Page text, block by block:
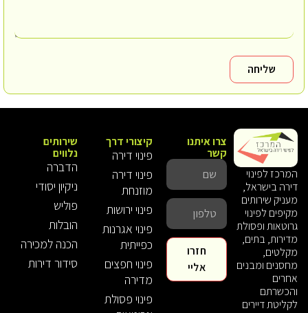
שליחה
המרכז לפינוי
דירה בישראל,
מעניק שירותים
מקיפים לפינוי
גרוטאות ופסולת
מדירות, בתים,
מקלטים,
מחסנים ומבנים
אחרים
והכשרתם
לקליטת דיירים
קיצורי דרך
פינוי דירה
פינוי דירה
מוזנחת
פינוי ירושות
פינוי אגרנות
כפייתית
פינוי חפצים
מדירה
פינוי פסולת
שירותים
נלווים
הדברה
ניקיון יסודי
פוליש
הובלות
הכנה למכירה
סידור דירות
צרו איתנו
קשר
חזרו
אליי